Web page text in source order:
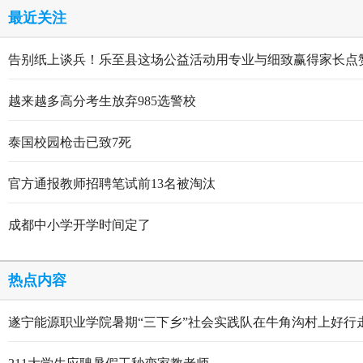
最近关注
告别纸上谈兵！乐至县这场公益活动用专业与细致赢得家长点
越来越多高分考生放弃985选警校
泰国校园枪击已致7死
官方通报教师招聘笔试前13名被淘汰
成都中小学开学时间定了
热点内容
遂宁能源职业学院暑期“三下乡”社会实践队在牛角沟村上好行